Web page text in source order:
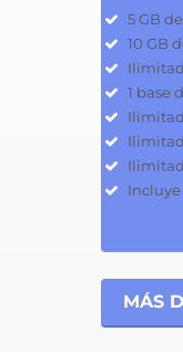
5 GB
10 GB
1 base
MÁS